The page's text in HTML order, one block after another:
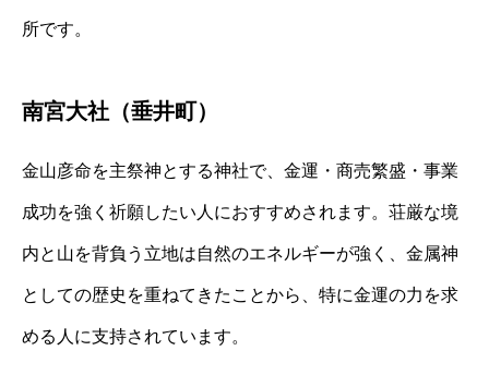
所です。
南宮大社（垂井町）
金山彦命を主祭神とする神社で、金運・商売繁盛・事業
成功を強く祈願したい人におすすめされます。荘厳な境
内と山を背負う立地は自然のエネルギーが強く、金属神
としての歴史を重ねてきたことから、特に金運の力を求
める人に支持されています。